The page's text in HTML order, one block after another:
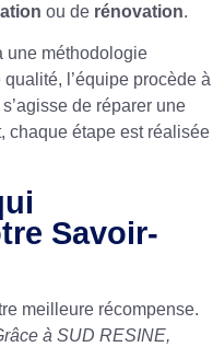
ou de rénovation.
une méthodologie
l’équipe procède à
de réparer une
chaque étape est réalisée
Savoir-
meilleure récompense.
à SUD RESINE,